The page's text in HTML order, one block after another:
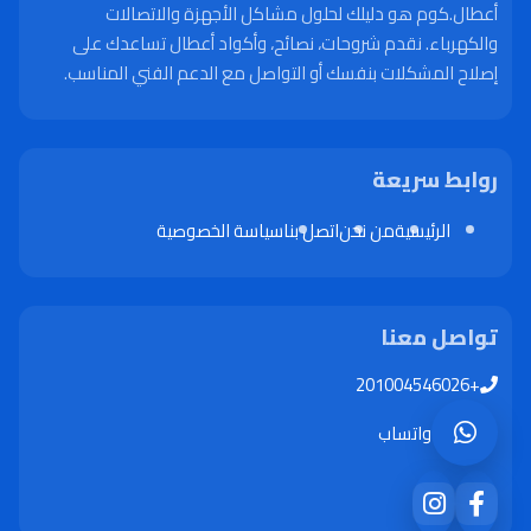
أعطال.كوم هو دليلك لحلول مشاكل الأجهزة والاتصالات
والكهرباء. نقدم شروحات، نصائح، وأكواد أعطال تساعدك على
إصلاح المشكلات بنفسك أو التواصل مع الدعم الفني المناسب.
روابط سريعة
الرئيسيةمن نحناتصل بناسياسة الخصوصية
تواصل معنا
+201004546026
واتساب